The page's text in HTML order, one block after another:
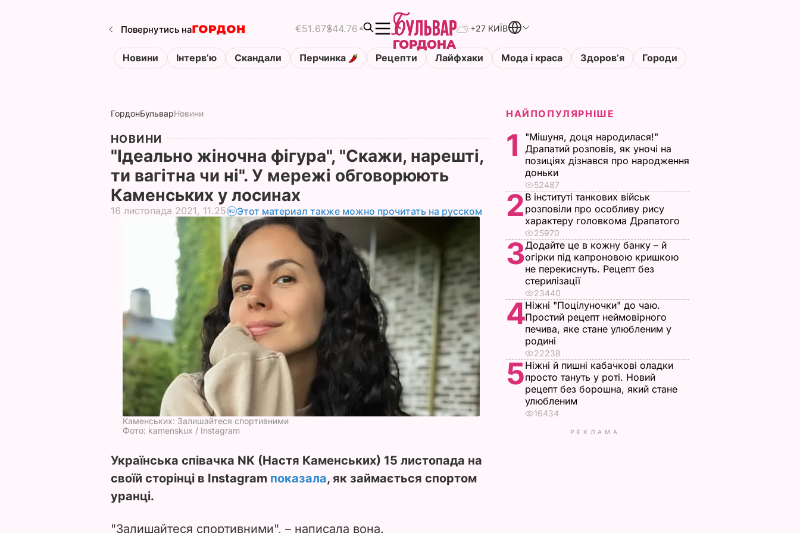
Повернутись на €51.67$44.76 +27 КИЇВ
Новини Інтервʼю Скандали Перчинка Рецепти Лайфхаки Мода і краса Здоровʼя Городи
ГордонБульварНовини
НОВИНИ
"Ідеально жіночна фігура", "Скажи, нарешті,
ти вагітна чи ні". У мережі обговорюють
Каменських у лосинах
16 листопада 2021, 11.25 Этот материал также можно прочитать на русском
Каменських: Залишайтеся спортивними
Фото: kamenskux / Instagram
Українська співачка NK (Настя Каменських) 15 листопада на
своїй сторінці в Instagram показала, як займається спортом
уранці.
"Залишайтеся спортивними", – написала вона.
НАЙПОПУЛЯРНІШЕ
1
"Мішуня, доця народилася!"
Драпатий розповів, як уночі на
позиціях дізнався про народження
доньки
52487
2 В інституті танкових військ
розповіли про особливу рису
характеру головкома Драпатого
25970
3Додайте це в кожну банку – й
огірки під капроновою кришкою
не перекиснуть. Рецепт без
стерилізації
23440
4Ніжні "Поцілуночки" до чаю.
Простий рецепт неймовірного
печива, яке стане улюбленим у
родині
22238
5Ніжні й пишні кабачкові оладки
просто тануть у роті. Новий
рецепт без борошна, який стане
улюбленим
16434
РЕКЛАМА